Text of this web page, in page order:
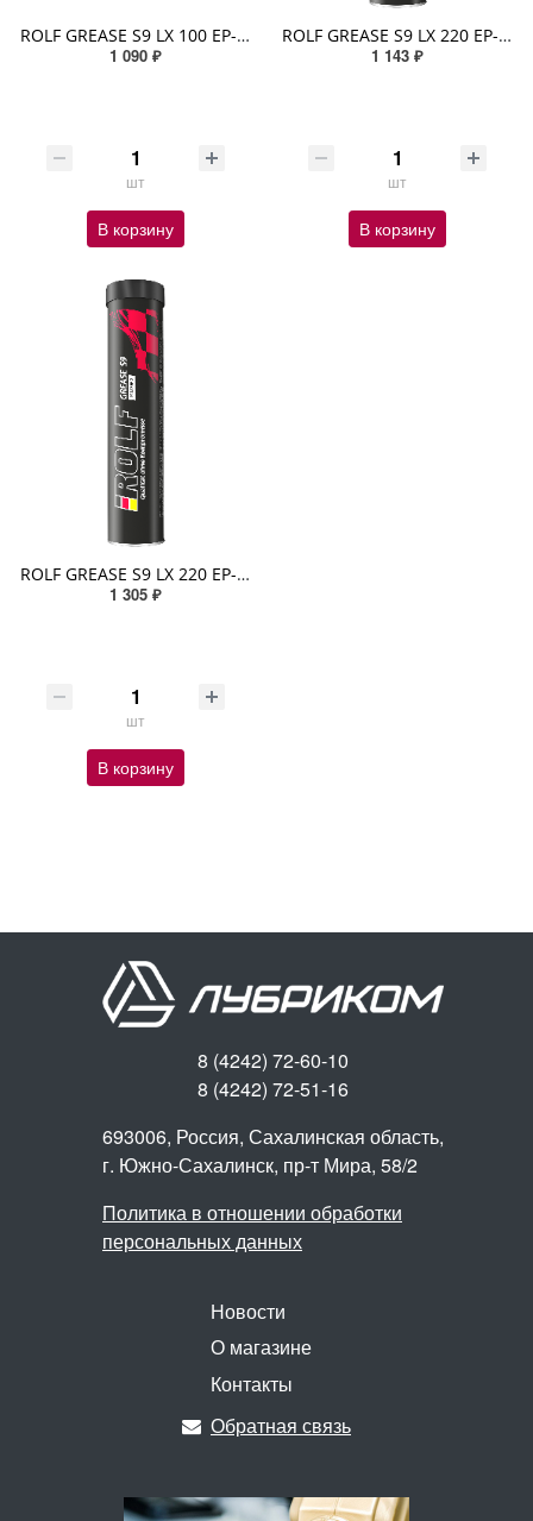
ROLF GREASE S9 LX 100 EP-2 390гр (-50/+160 комплексное литиевое) синтетическое Красный
1 090 ₽
шт
В корзину
ROLF GREASE S9 LX 220 EP-2 390гр (-50/+160 комплексное литиевое) синтетическое Красный
1 143 ₽
шт
В корзину
ROLF GREASE S9 LX 220 ЕР-2 HD MoS2 3% 390гр (-50/+160 комплексное литиевое) синтетическое Серый
1 305 ₽
шт
В корзину
8 (4242) 72-60-10
8 (4242) 72-51-16
693006, Россия, Сахалинская область,
г. Южно-Сахалинск, пр-т Мира, 58/2
Политика в отношении обработки
персональных данных
Новости
О магазине
Контакты
Обратная связь